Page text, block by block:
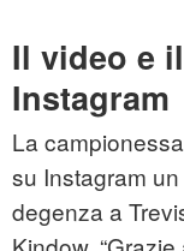
Il video e
Instagram
La
su Instagram
degenza a